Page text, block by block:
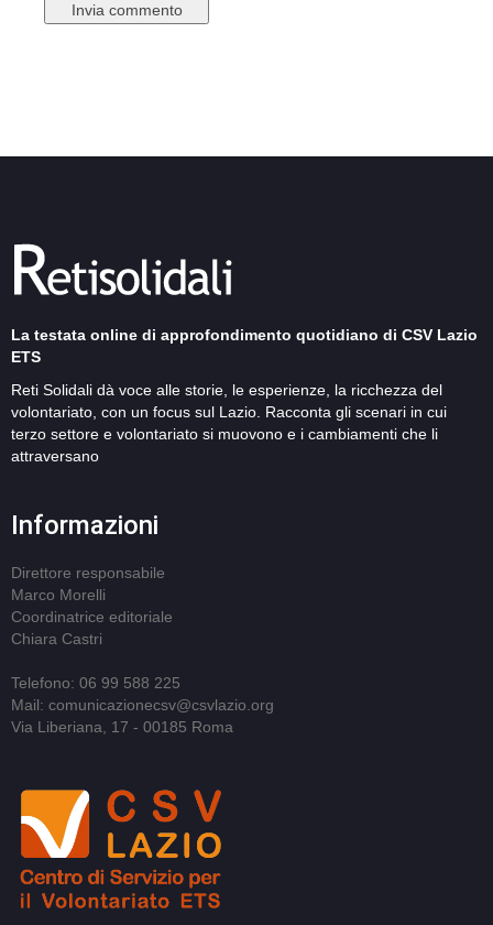
La testata online di approfondimento quotidiano di CSV Lazio
ETS
Reti Solidali dà voce alle storie, le esperienze, la ricchezza del
volontariato, con un focus sul Lazio. Racconta gli scenari in cui
terzo settore e volontariato si muovono e i cambiamenti che li
attraversano
Informazioni
Direttore responsabile
Marco Morelli
Coordinatrice editoriale
Chiara Castri
Telefono: 06 99 588 225
Mail: comunicazionecsv@csvlazio.org
Via Liberiana, 17 - 00185 Roma